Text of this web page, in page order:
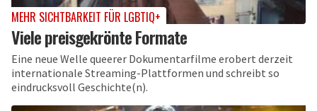
MEHR SICHTBARKEIT FÜR LGBTIQ+
Viele preisgekrönte Formate
Eine neue Welle queerer Dokumentarfilme erobert derzeit
internationale Streaming-Plattformen und schreibt so
eindrucksvoll Geschichte(n).